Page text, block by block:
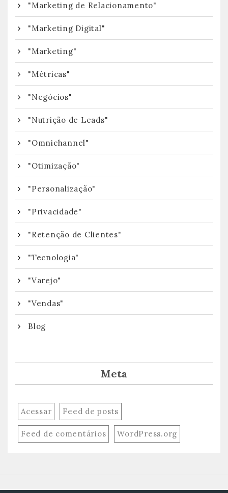
"Marketing de Relacionamento"
"Marketing Digital"
"Marketing"
"Métricas"
"Negócios"
"Nutrição de Leads"
"Omnichannel"
"Otimização"
"Personalização"
"Privacidade"
"Retenção de Clientes"
"Tecnologia"
"Varejo"
"Vendas"
Blog
Meta
Acessar Feed de posts
Feed de comentários WordPress.org